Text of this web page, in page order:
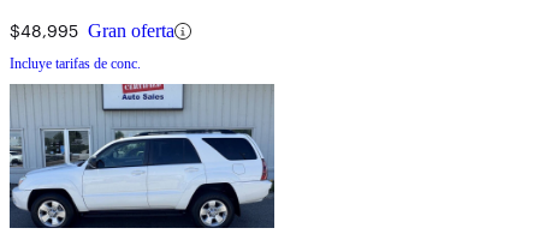
$48,995 Gran oferta
Incluye tarifas de conc.